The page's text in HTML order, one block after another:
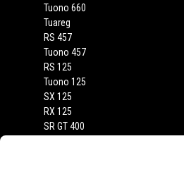
Tuono 660
Tuareg
RS 457
Tuono 457
RS 125
Tuono 125
SX 125
RX 125
SR GT 400